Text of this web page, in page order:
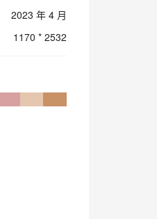
2023 年 4 月
1170 * 2532